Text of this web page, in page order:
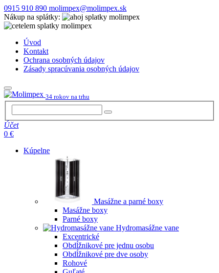
0915 910 890 molimpex@molimpex.sk
Nákup na splátky:
Úvod
Kontakt
Ochrana osobných údajov
Zásady spracúvania osobných údajov
34 rokov na trhu
Účet
0 €
Kúpelne
Masážne a parné boxy
Masážne boxy
Parné boxy
Hydromasážne vane
Excentrické
Obdĺžnikové pre jednu osobu
Obdĺžnikové pre dve osoby
Rohové